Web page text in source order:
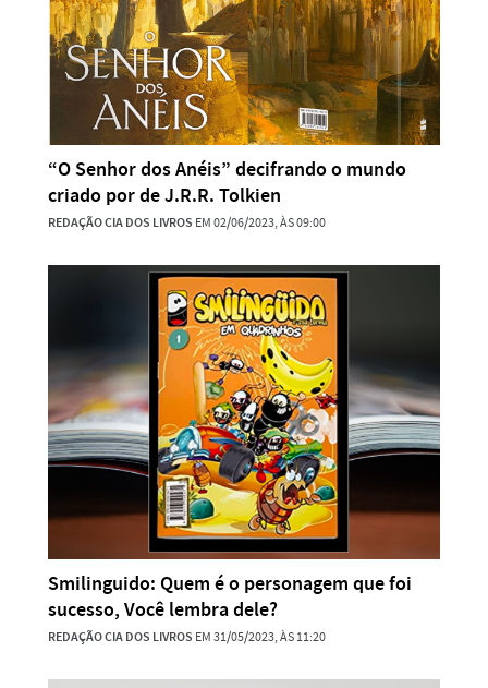
“O Senhor dos Anéis” decifrando o mundo
criado por de J.R.R. Tolkien
REDAÇÃO CIA DOS LIVROS EM 02/06/2023, ÀS 09:00
Smilinguido: Quem é o personagem que foi
sucesso, Você lembra dele?
REDAÇÃO CIA DOS LIVROS EM 31/05/2023, ÀS 11:20